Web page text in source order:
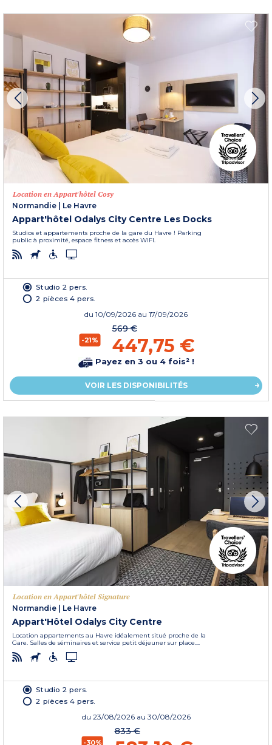
Location en Appart'hôtel Cosy
Normandie | Le Havre
Appart'hôtel Odalys City Centre Les Docks
Studios et appartements proche de la gare du Havre ! Parking
public à proximité, espace fitness et accès WIFI.
Studio 2 pers.
2 pièces 4 pers.
du 10/09/2026 au 17/09/2026
-21%
569 €
447,75 €
Payez en 3 ou 4 fois² !
VOIR LES DISPONIBILITÉS
Location en Appart'hôtel Signature
Normandie | Le Havre
Appart'Hôtel Odalys City Centre
Location appartements au Havre idéalement situé proche de la
Gare. Salles de séminaires et service petit déjeuner sur place....
Studio 2 pers.
2 pièces 4 pers.
du 23/08/2026 au 30/08/2026
-30%
833 €